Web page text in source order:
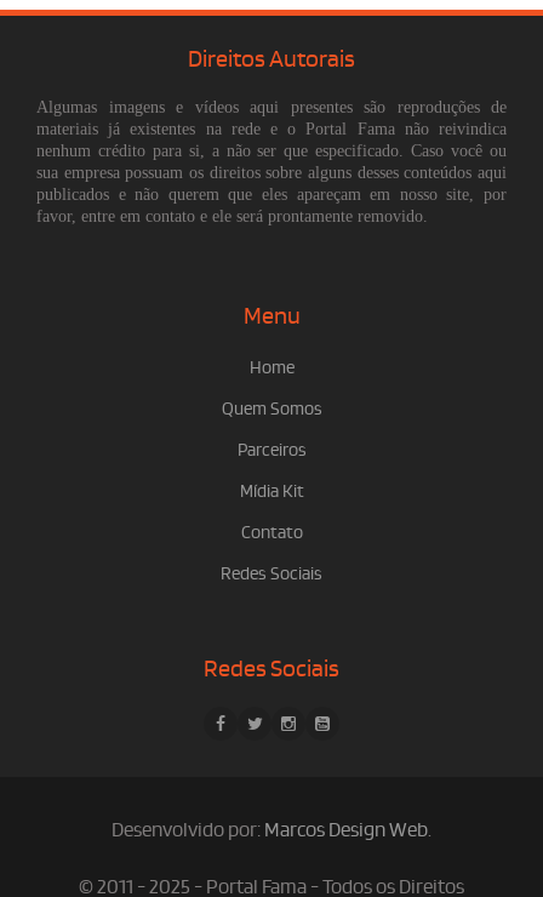
Direitos Autorais
Algumas imagens e vídeos aqui presentes são reproduções de
materiais já existentes na rede e o Portal Fama não reivindica
nenhum crédito para si, a não ser que especificado. Caso você ou
sua empresa possuam os direitos sobre alguns desses conteúdos aqui
publicados e não querem que eles apareçam em nosso site, por
favor, entre em contato e ele será prontamente removido.
Menu
Home
Quem Somos
Parceiros
Mídia Kit
Contato
Redes Sociais
Redes Sociais
Desenvolvido por: Marcos Design Web.
© 2011 - 2025 - Portal Fama - Todos os Direitos